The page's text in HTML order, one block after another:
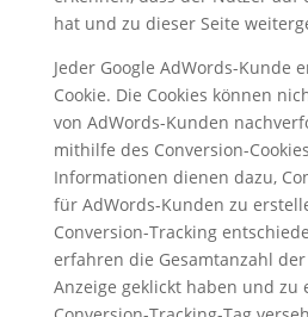
hat und zu dieser Seite
Jeder Google AdWords-Kunde
Cookie. Die Cookies können
von AdWords-Kunden
mithilfe des Conversion-
Informationen dienen dazu,
für AdWords-Kunden zu
Conversion-Tracking
erfahren die Gesamtanzahl
Anzeige geklickt haben und zu